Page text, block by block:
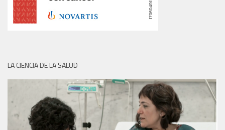
LA CIENCIA DE LA SALUD